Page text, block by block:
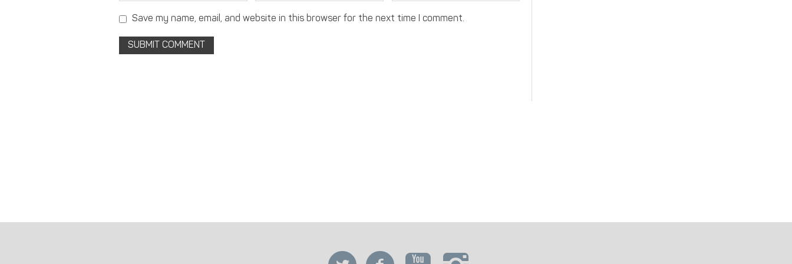
Save my name, email, and website in this browser for the next time I comment.